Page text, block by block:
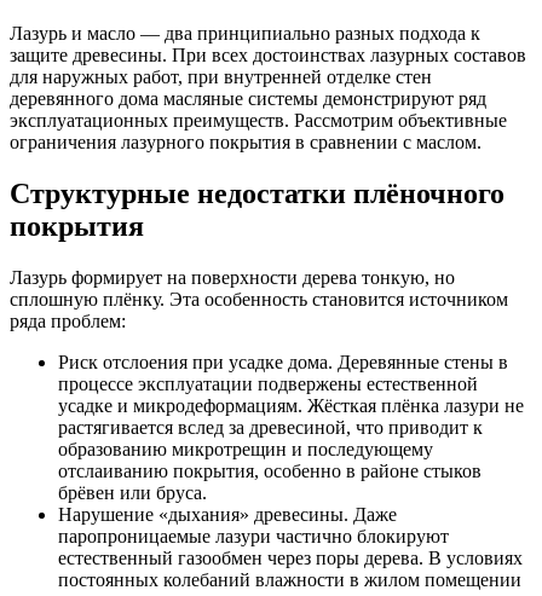
Лазурь и масло — два принципиально разных подхода к
защите древесины. При всех достоинствах лазурных составов
для наружных работ, при внутренней отделке стен
деревянного дома масляные системы демонстрируют ряд
эксплуатационных преимуществ. Рассмотрим объективные
ограничения лазурного покрытия в сравнении с маслом.
Структурные недостатки плёночного
покрытия
Лазурь формирует на поверхности дерева тонкую, но
сплошную плёнку. Эта особенность становится источником
ряда проблем:
Риск отслоения при усадке дома. Деревянные стены в
процессе эксплуатации подвержены естественной
усадке и микродеформациям. Жёсткая плёнка лазури не
растягивается вслед за древесиной, что приводит к
образованию микротрещин и последующему
отслаиванию покрытия, особенно в районе стыков
брёвен или бруса.
Нарушение «дыхания» древесины. Даже
паропроницаемые лазури частично блокируют
естественный газообмен через поры дерева. В условиях
постоянных колебаний влажности в жилом помещении